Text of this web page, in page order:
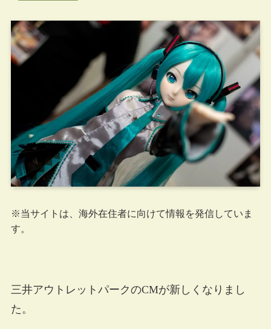
※当サイトは、海外在住者に向けて情報を発信していま
す。
三井アウトレットパークのCMが新しくなりまし
た。